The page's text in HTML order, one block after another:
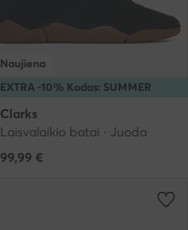
EXTRA -10% Kodas: SUMMER
Naujiena
Clarks
Laisvalaikio batai · Juoda
99,99 €